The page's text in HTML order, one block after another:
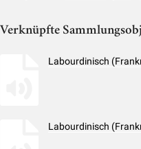
Verknüpfte
Labourdinisch
Labourdinisch